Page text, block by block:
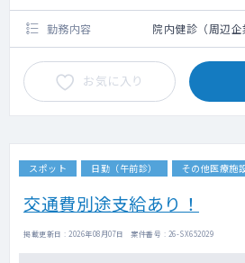
勤務内容 院内健診（周辺企
お気に入り
スポット 日勤（午前診） その他医療施
交通費別途支給あり！
掲載更新日 : 2026年08月07日 案件番号 : 26-SX652029